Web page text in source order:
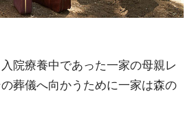
院療養中であった一家の母親レ
葬儀へ向かうために一家は森の